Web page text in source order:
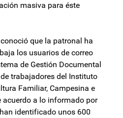
masiva para éste
que la patronal ha
los usuarios de correo
de Gestión Documental
trabajadores del Instituto
Familiar, Campesina e
acuerdo a lo informado por
identificado unos 600